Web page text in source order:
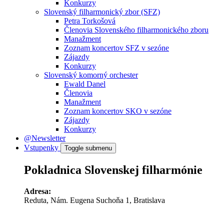
Konkurzy
Slovenský filharmonický zbor (SFZ)
Petra Torkošová
Členovia Slovenského filharmonického zboru
Manažment
Zoznam koncertov SFZ v sezóne
Zájazdy
Konkurzy
Slovenský komorný orchester
Ewald Danel
Členovia
Manažment
Zoznam koncertov SKO v sezóne
Zájazdy
Konkurzy
@Newsletter
Vstupenky
Toggle submenu
Pokladnica Slovenskej filharmónie
Adresa:
Reduta, Nám. Eugena Suchoňa 1, Bratislava